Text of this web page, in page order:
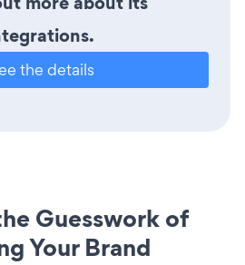
the details
Guesswork of
Your Brand